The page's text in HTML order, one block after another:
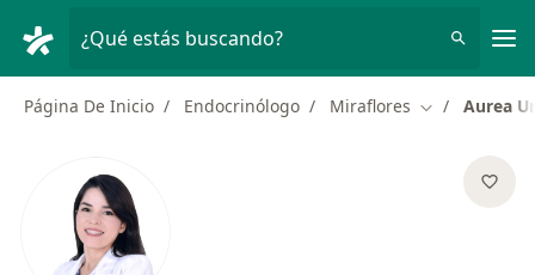
¿Qué estás buscando?
Página De Inicio Endocrinólogo Miraflores Cambiar de
Aurea